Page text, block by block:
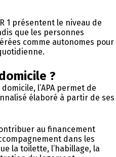
1 présentent le niveau de
que les personnes
comme autonomes pour
?
l’APA permet de
élaboré à partir de ses
au financement
dans les
la toilette, l’habillage, la